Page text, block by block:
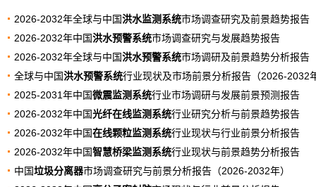
2026-2032年全球与中国洪水监测系统市场调查研究及前景趋势报告
2026-2032年中国洪水预警系统市场调查研究与发展趋势报告
2026-2032年全球与中国洪水预警系统市场调研及前景趋势分析报告
全球与中国洪水预警系统行业现状及市场前景分析报告（2026-2032
2025-2031年中国微震监测系统行业市场调研与发展前景预测报告
2026-2032年中国光纤在线监测系统行业研究分析与前景趋势报告
2026-2032年中国在线颗粒监测系统行业现状与行业前景分析报告
2026-2032年中国智慧桥梁监测系统行业现状与前景趋势分析报告
中国垃圾分离器市场调查研究与前景分析报告（2026-2032年）